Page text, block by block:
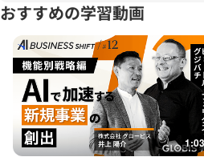
私は転職を複数回したことから
や業界に関する資格や知識を
多かったと思います。
「もっと早くから勉強すれば
GLOBIS学び放題にある殆どの
他人の意見を理解して、より
するには、Must to haveなのだ
おすすめの学習動画